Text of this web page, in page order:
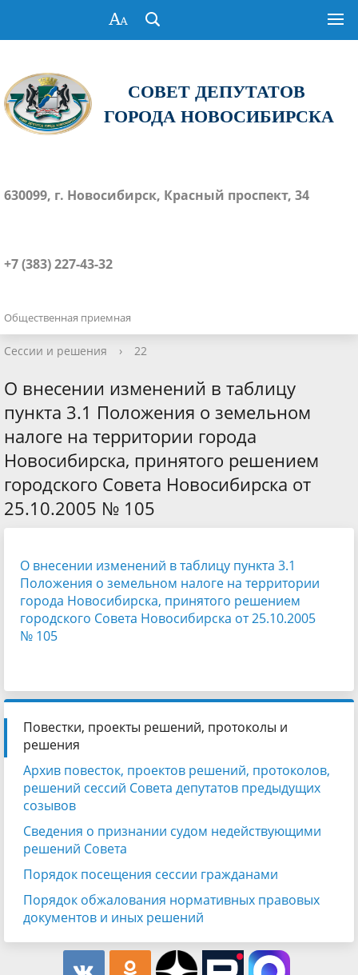
СОВЕТ ДЕПУТАТОВ
ГОРОДА НОВОСИБИРСКА
630099, г. Новосибирск, Красный проспект, 34
+7 (383) 227-43-32
Общественная приемная
Сессии и решения › 22
О внесении изменений в таблицу
пункта 3.1 Положения о земельном
налоге на территории города
Новосибирска, принятого решением
городского Совета Новосибирска от
25.10.2005 № 105
О внесении изменений в таблицу пункта 3.1
Положения о земельном налоге на территории
города Новосибирска, принятого решением
городского Совета Новосибирска от 25.10.2005
№ 105
Повестки, проекты решений, протоколы и
решения
Архив повесток, проектов решений, протоколов,
решений сессий Совета депутатов предыдущих
созывов
Сведения о признании судом недействующими
решений Совета
Порядок посещения сессии гражданами
Порядок обжалования нормативных правовых
документов и иных решений